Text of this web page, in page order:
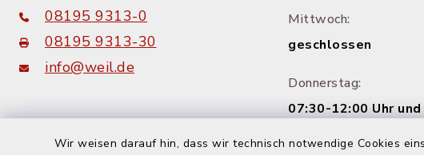
Wir weisen darauf hin, dass wir technisch notwendige Cookies
08195 9313-0
08195 9313-30
info@weil.de
Mittwoch:
geschlossen
Donnerstag:
07:30-12:00 Uhr und
14:00-18:00 Uhr